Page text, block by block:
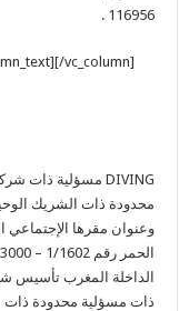
. 116956
vc_column]
مسؤلية ذات شركة DIVING
محدودة ذات الشريك
وعنوان مقرها الإجتماعي
الحمر رقم 1/1602 – 73000
الداخلة المغرب تأسيس
ذات مسؤلية محدودة ذات